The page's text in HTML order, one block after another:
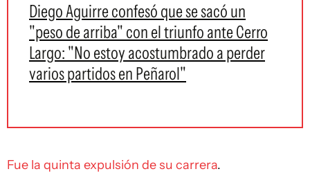
Diego Aguirre confesó que se sacó un
"peso de arriba" con el triunfo ante Cerro
Largo: "No estoy acostumbrado a perder
varios partidos en Peñarol"
Fue la quinta expulsión de su carrera.